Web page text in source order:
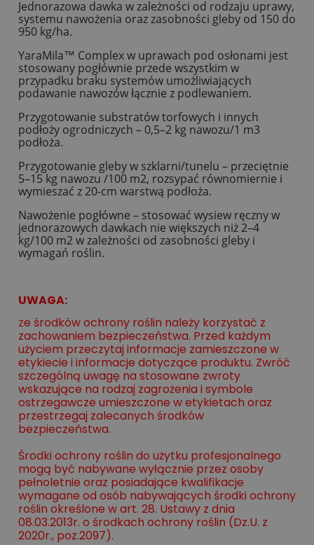
Jednorazowa dawka w zależności od rodzaju uprawy,
systemu nawożenia oraz zasobności gleby od 150 do
950 kg/ha.
YaraMila™ Complex w uprawach pod osłonami jest
stosowany pogłównie przede wszystkim w
przypadku braku systemów umożliwiających
podawanie nawozów łącznie z podlewaniem.
Przygotowanie substratów torfowych i innych
podłoży ogrodniczych – 0,5–2 kg nawozu/1 m3
podłoża.
Przygotowanie gleby w szklarni/tunelu – przeciętnie
5–15 kg nawozu /100 m2, rozsypać równomiernie i
wymieszać z 20-cm warstwą podłoża.
Nawożenie pogłówne – stosować wysiew ręczny w
jednorazowych dawkach nie większych niż 2–4
kg/100 m2 w zależności od zasobności gleby i
wymagań roślin.
UWAGA:
Ze środków ochrony roślin należy korzystać z
zachowaniem bezpieczeństwa. Przed każdym
użyciem przeczytaj informacje zamieszczone w
etykiecie i informacje dotyczące produktu. Zwróć
szczególną uwagę na stosowane zwroty
wskazujące na rodzaj zagrożenia i symbole
ostrzegawcze umieszczone w etykietach oraz
przestrzegaj zalecanych środków
bezpieczeństwa.
Środki ochrony roślin do użytku profesjonalnego
mogą być nabywane wyłącznie przez osoby
pełnoletnie oraz posiadające kwalifikacje
wymagane od osób nabywających środki ochrony
roślin określone w art. 28. Ustawy z dnia
08.03.2013r. o środkach ochrony roślin (Dz.U. z
2020r., poz.2097).